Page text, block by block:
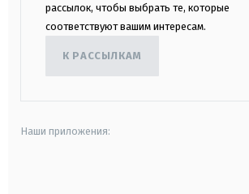
рассылок, чтобы выбрать те, которые
соответствуют вашим интересам.
К РАССЫЛКАМ
Наши приложения: